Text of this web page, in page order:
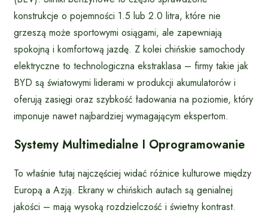
konstrukcje o pojemności 1.5 lub 2.0 litra, które nie
grzeszą może sportowymi osiągami, ale zapewniają
spokojną i komfortową jazdę. Z kolei chińskie samochody
elektryczne to technologiczna ekstraklasa – firmy takie jak
BYD są światowymi liderami w produkcji akumulatorów i
oferują zasięgi oraz szybkość ładowania na poziomie, który
imponuje nawet najbardziej wymagającym ekspertom.
Systemy Multimedialne I Oprogramowanie
To właśnie tutaj najczęściej widać różnice kulturowe między
Europą a Azją. Ekrany w chińskich autach są genialnej
jakości – mają wysoką rozdzielczość i świetny kontrast.